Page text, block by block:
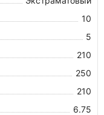
10
5
210
250
210
6.75